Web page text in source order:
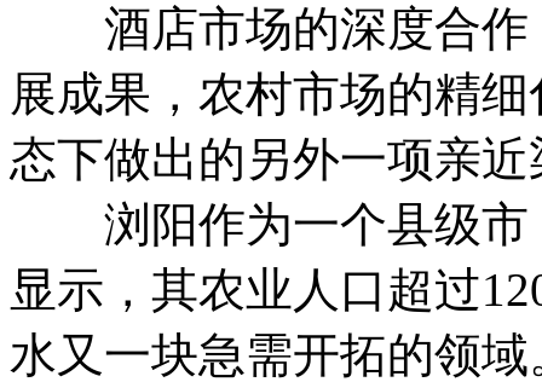
酒店市场的深度合作
展成果，农村市场的精
态下做出的另外一项亲
浏阳作为一个县级市
显示，其农业人口超过
水又一块急需开拓的领域